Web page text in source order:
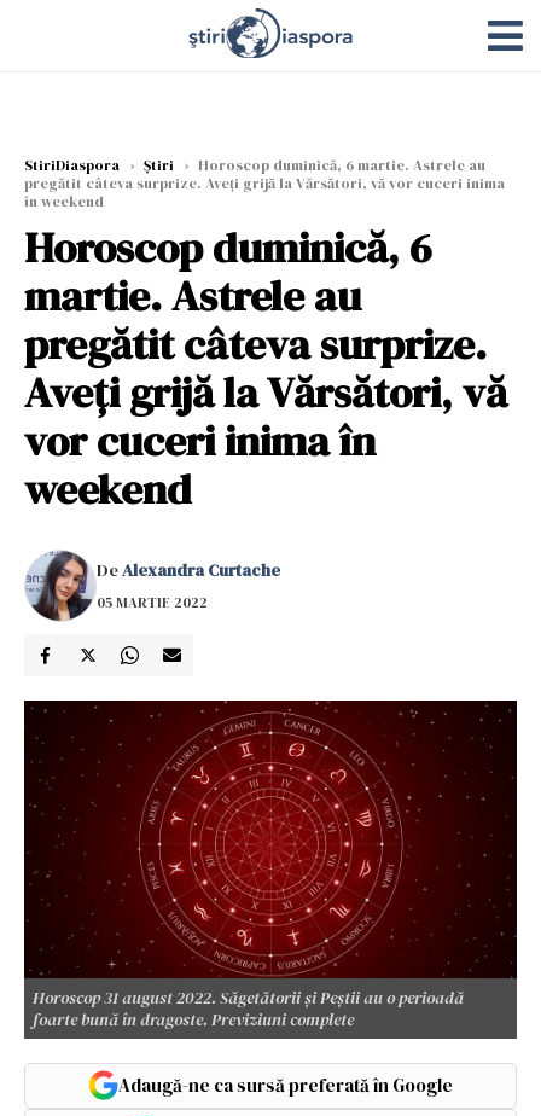
StiriDiaspora › Știri › Horoscop duminică, 6 martie. Astrele au
pregătit câteva surprize. Aveți grijă la Vărsători, vă vor cuceri inima
în weekend
Horoscop duminică, 6
martie. Astrele au
pregătit câteva surprize.
Aveți grijă la Vărsători, vă
vor cuceri inima în
weekend
DeAlexandra Curtache
05 MARTIE 2022
Horoscop 31 august 2022. Săgetătorii și Peștii au o perioadă
foarte bună în dragoste. Previziuni complete
Adaugă-ne ca sursă preferată în Google